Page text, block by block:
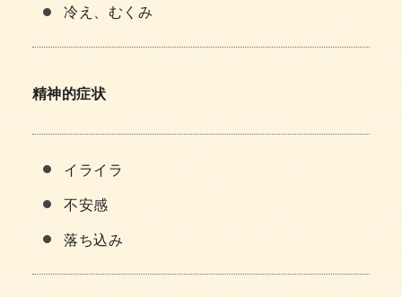
冷え、むくみ
精神的症状
イライラ
不安感
落ち込み